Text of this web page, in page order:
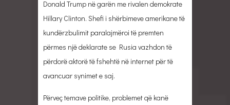
Donald Trump në garën me rivalen demokrate
Hillary Clinton. Shefi i shërbimeve amerikane të
kundërzbulimit paralajmëroi të premten
përmes një deklarate se Rusia vazhdon të
përdorë aktorë të fshehtë në internet për të
avancuar synimet e saj.
Përveç temave politike, problemet që kanë